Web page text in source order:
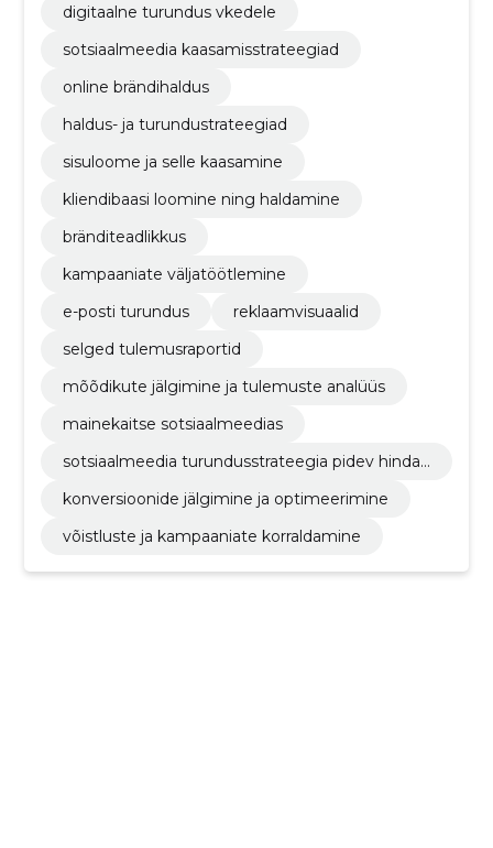
digitaalne turundus vkedele
sotsiaalmeedia kaasamisstrateegiad
online brändihaldus
haldus- ja turundustrateegiad
sisuloome ja selle kaasamine
kliendibaasi loomine ning haldamine
bränditeadlikkus
kampaaniate väljatöötlemine
e-posti turundus
reklaamvisuaalid
selged tulemusraportid
mõõdikute jälgimine ja tulemuste analüüs
mainekaitse sotsiaalmeedias
sotsiaalmeedia turundusstrateegia pidev hinda
konversioonide jälgimine ja optimeerimine
võistluste ja kampaaniate korraldamine